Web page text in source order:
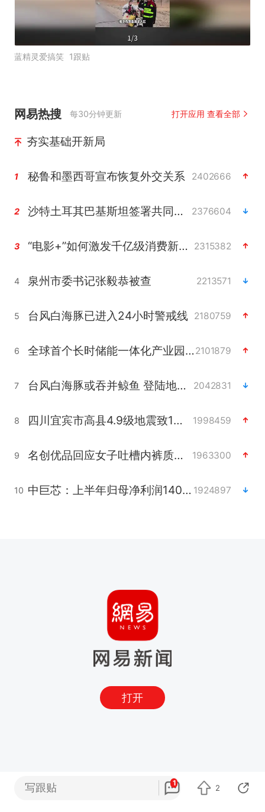
蓝精灵爱搞笑 1跟贴
网易热搜 每30分钟更新 打开应用 查看全部
夯实基础开新局
1 秘鲁和墨西哥宣布恢复外交关系 2402666
2 沙特土耳其巴基斯坦签署共同防务协议 2376604
3 “电影+”如何激发千亿级消费新活力？ 2315382
4 泉州市委书记张毅恭被查 2213571
5 台风白海豚已进入24小时警戒线 2180759
6 全球首个长时储能一体化产业园量产2101879
7 台风白海豚或吞并鲸鱼 登陆地点更新 2042831
8 四川宜宾市高县4.9级地震致1人死亡 1998459
9 名创优品回应女子吐槽内裤质量差 1963300
10 中巨芯：上半年归母净利润1405.77万元 1924897
打开
写跟贴 1
2